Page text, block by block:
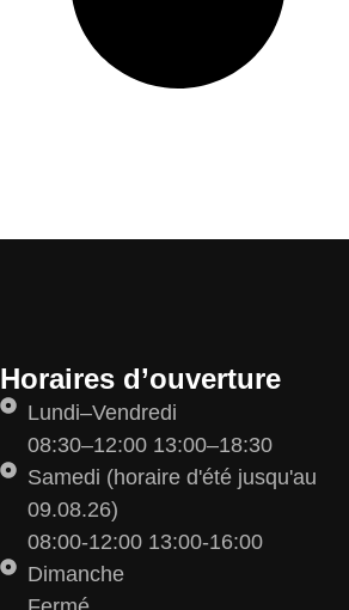
Horaires d’ouverture
Lundi–Vendredi
08:30–12:00 13:00–18:30
Samedi (horaire d'été jusqu'au
09.08.26)
08:00-12:00 13:00-16:00
Dimanche